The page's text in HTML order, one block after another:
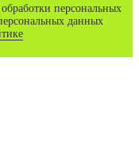
персональных
данных